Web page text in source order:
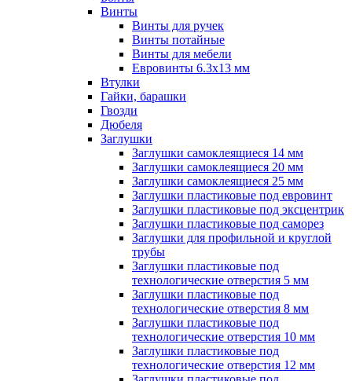
Винты
Винты для ручек
Винты потайные
Винты для мебели
Евровинты 6.3х13 мм
Втулки
Гайки, барашки
Гвозди
Дюбеля
Заглушки
Заглушки самоклеящиеся 14 мм
Заглушки самоклеящиеся 20 мм
Заглушки самоклеящиеся 25 мм
Заглушки пластиковые под евровинт
Заглушки пластиковые под эксцентрик
Заглушки пластиковые под саморез
Заглушки для профильной и круглой
трубы
Заглушки пластиковые под
технологические отверстия 5 мм
Заглушки пластиковые под
технологические отверстия 8 мм
Заглушки пластиковые под
технологические отверстия 10 мм
Заглушки пластиковые под
технологические отверстия 12 мм